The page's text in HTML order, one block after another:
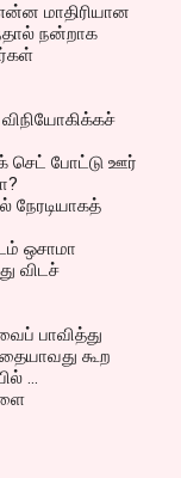
மாதிரியான
நன்றாக
செட் போட்டு ஊர்
நேரடியாகத்
ஒசாமா
விடச்
பாவித்து
கூற
…